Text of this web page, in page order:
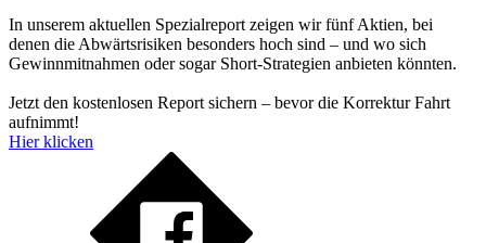
In unserem aktuellen Spezialreport zeigen wir fünf Aktien, bei
denen die Abwärtsrisiken besonders hoch sind – und wo sich
Gewinnmitnahmen oder sogar Short-Strategien anbieten könnten.
Jetzt den kostenlosen Report sichern – bevor die Korrektur Fahrt
aufnimmt!
Hier klicken